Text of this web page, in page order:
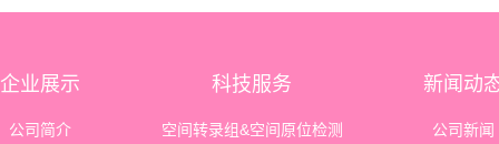
企业展示
公司简介
科技服务
空间转录组&空间原位检测
新闻动
公司新闻